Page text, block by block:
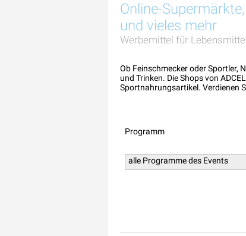
Online-
und vieles mehr
Werbemittel für
Ob Feinschmecker oder Sportler,
und Trinken. Die Shops von
Sportnahrungsartikel. Verdienen
Programm
alle Programme des Events